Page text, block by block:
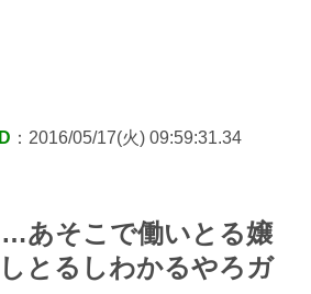
：2016/05/17(火) 09:59:31.34
あそこで働いとる嬢
とるしわかるやろガ